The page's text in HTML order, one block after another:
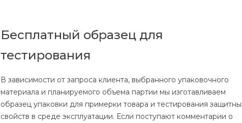
Бесплатный образец для
тестирования
В зависимости от запроса клиента, выбранного упаковочного
материала и планируемого объема партии мы изготавливаем
образец упаковки для примерки товара и тестирования
свойств в среде эксплуатации. Если поступают комментарии о